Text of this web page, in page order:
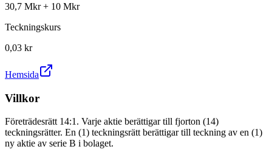
30,7 Mkr + 10 Mkr
Teckningskurs
0,03 kr
Hemsida
Villkor
Företrädesrätt 14:1. Varje aktie berättigar till fjorton (14)
teckningsrätter. En (1) teckningsrätt berättigar till teckning av en (1)
ny aktie av serie B i bolaget.